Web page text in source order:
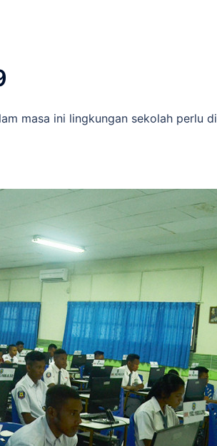
masa ini lingkungan sekolah perlu di